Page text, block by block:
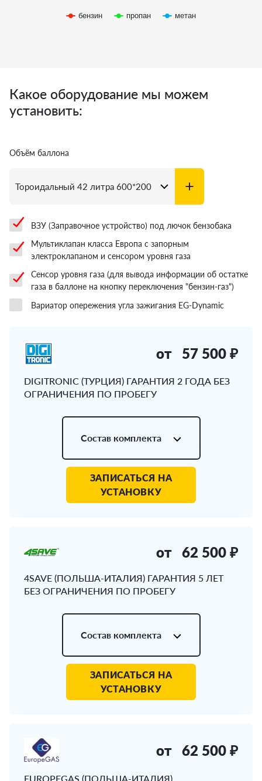
бензин пропан метан
Какое оборудование мы можем
установить:
Объём баллона
ВЗУ (Заправочное устройство) под лючок бензобака
Мультиклапан класса Европа с запорным
электроклапаном и сенсором уровня газа
Сенсор уровня газа (для вывода информации об остатке
газа в баллоне на кнопку переключения "бензин-газ")
Вариатор опережения угла зажигания EG-Dynamic
DIGITRONIC (ТУРЦИЯ) ГАРАНТИЯ 2 ГОДА БЕЗ
ОГРАНИЧЕНИЯ ПО ПРОБЕГУ
от 57 500 ₽
Состав комплекта
ЗАПИСАТЬСЯ НА
УСТАНОВКУ
4SAVE (ПОЛЬША-ИТАЛИЯ) ГАРАНТИЯ 5 ЛЕТ
БЕЗ ОГРАНИЧЕНИЯ ПО ПРОБЕГУ
от 62 500 ₽
Состав комплекта
ЗАПИСАТЬСЯ НА
УСТАНОВКУ
EUROPEGAS (ПОЛЬША-ИТАЛИЯ)
от 62 500 ₽